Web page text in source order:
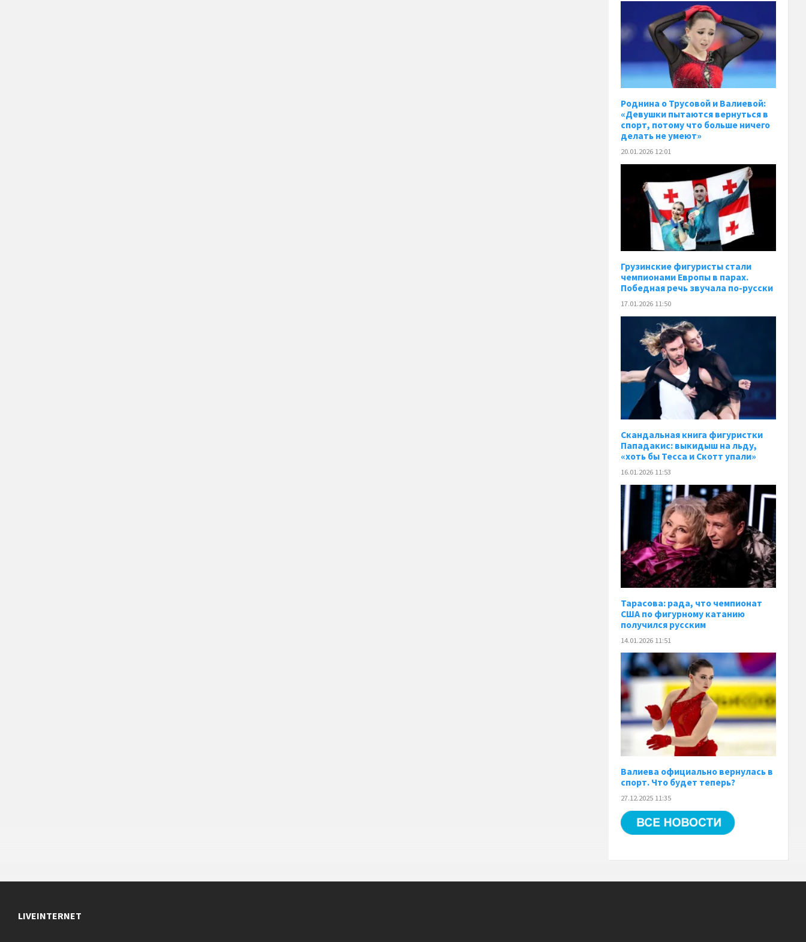
Роднина о Трусовой и Валиевой:
«Девушки пытаются вернуться в
спорт, потому что больше ничего
делать не умеют»
20.01.2026 12:01
Грузинские фигуристы стали
чемпионами Европы в парах.
Победная речь звучала по-русски
17.01.2026 11:50
Скандальная книга фигуристки
Пападакис: выкидыш на льду,
«хоть бы Тесса и Скотт упали»
16.01.2026 11:53
Тарасова: рада, что чемпионат
США по фигурному катанию
получился русским
14.01.2026 11:51
Валиева официально вернулась в
спорт. Что будет теперь?
27.12.2025 11:35
LIVEINTERNET